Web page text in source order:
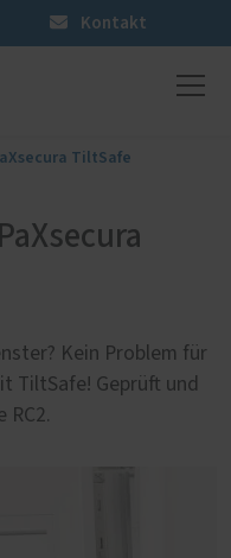
Kontakt
TiltSafe
Kein Problem für
TiltSafe! Geprüft und